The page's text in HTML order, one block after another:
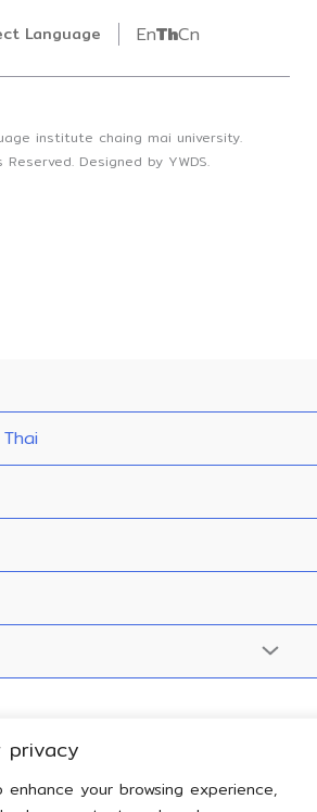
privacy
enhance your browsing experience,
Language EnThCn
institute chaing mai university.
Reserved. Designed by YWDS.
Menu